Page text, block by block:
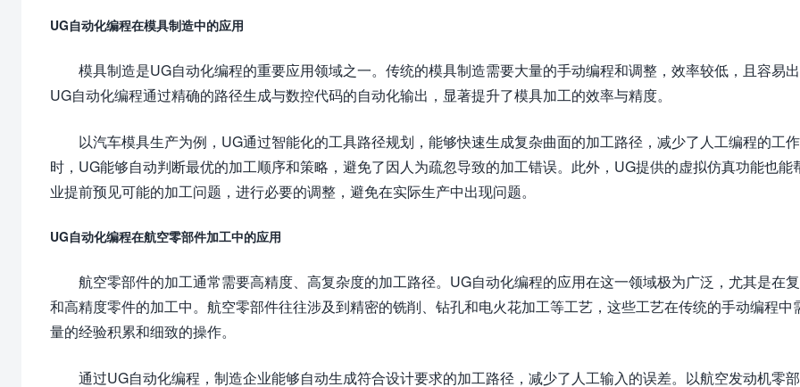
UG自动化编程在模具制造中的应用
模具制造是UG自动化编程的重要应用领域之一。传统的模具制造需要大量的手动编程和调整，效率较低，且容易
UG自动化编程通过精确的路径生成与数控代码的自动化输出，显著提升了模具加工的效率与精度。
以汽车模具生产为例，UG通过智能化的工具路径规划，能够快速生成复杂曲面的加工路径，减少了人工编程的工
时，UG能够自动判断最优的加工顺序和策略，避免了因人为疏忽导致的加工错误。此外，UG提供的虚拟仿真功能也能
业提前预见可能的加工问题，进行必要的调整，避免在实际生产中出现问题。
UG自动化编程在航空零部件加工中的应用
航空零部件的加工通常需要高精度、高复杂度的加工路径。UG自动化编程的应用在这一领域极为广泛，尤其是在
和高精度零件的加工中。航空零部件往往涉及到精密的铣削、钻孔和电火花加工等工艺，这些工艺在传统的手动编程中
量的经验积累和细致的操作。
通过UG自动化编程，制造企业能够自动生成符合设计要求的加工路径，减少了人工输入的误差。以航空发动机零